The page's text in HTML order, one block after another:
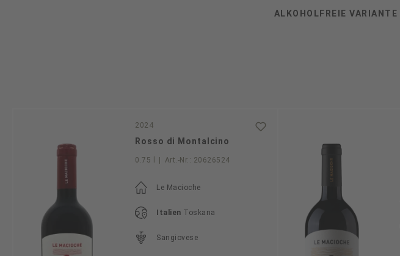
ALKOHOLFREIE VARIANTE
2024
Rosso di Montalcino
0.75 l Art.-Nr.: 20626524
Le Macioche
Italien Toskana
Sangiovese